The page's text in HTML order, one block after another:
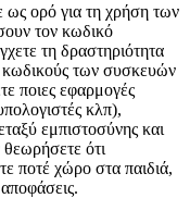
ως ορό για τη χρήση των
τον κωδικό
τη δραστηριότητα
κωδικούς των συσκευών
ποιες εφαρμογές
κλπ),
εμπιστοσύνης και
ότι
ποτέ χώρο στα παιδιά,